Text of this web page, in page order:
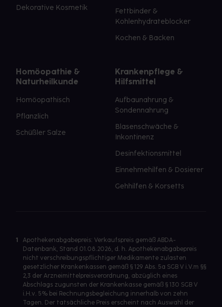
Dekorative Kosmetik
Fettbinder &
Kohlenhydrateblocker
Kochen & Backen
Homöopathie &
Naturheilkunde
Homöopathisch
Pflanzlich
Schüßler Salze
Krankenpflege &
Hilfsmittel
Aufbaunahrung &
Sondennahrung
Blasenschwäche &
Inkontinenz
Desinfektionsmittel
Einnehmehilfen & Dosierer
Gehhilfen & Korsetts
1
Apothekenabgabepreis: Verkaufspreis gemäß ABDA-
Datenbank, Stand 01.08.2026, d. h. Apothekenabgabepreis
nicht verschreibungspflichtiger Medikamente zulasten
gesetzlicher Krankenkassen gemäß § 129 Abs. 5a SGB V i.V.m §§
2,3 der Arzneimittelpreisverordnung, abzüglich eines
Abschlags zugunsten der Krankenkasse gemäß § 130 SGB V
i.H.v. 5% bei Rechnungsbegleichung innerhalb von zehn
Tagen. Der tatsächliche Preis erscheint nach Auswahl der